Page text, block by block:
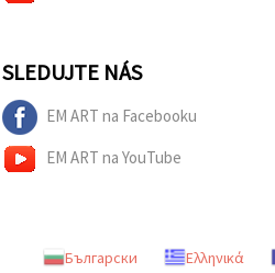
SLEDUJTE NÁS
EM ART na Facebooku
EM ART na YouTube
Български Ελληνικά